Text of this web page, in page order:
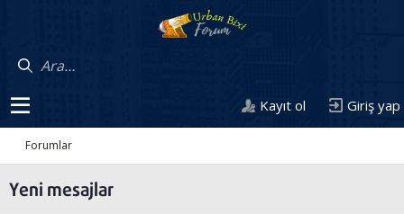
Kayıt ol Giriş yap
Forumlar
Yeni mesajlar